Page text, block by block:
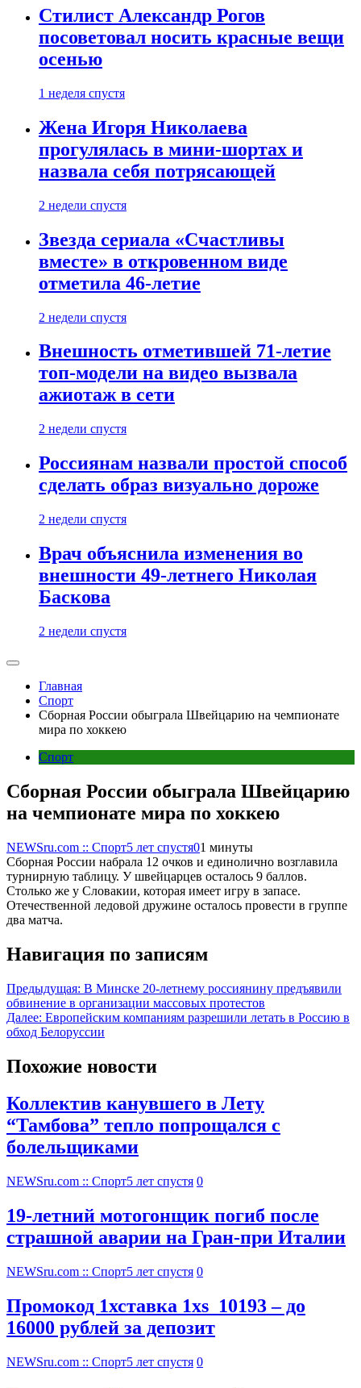
Стилист Александр Рогов
посоветовал носить красные вещи
осенью
1 неделя спустя
Жена Игоря Николаева
прогулялась в мини-шортах и
назвала себя потрясающей
2 недели спустя
Звезда сериала «Счастливы
вместе» в откровенном виде
отметила 46-летие
2 недели спустя
Внешность отметившей 71-летие
топ-модели на видео вызвала
ажиотаж в сети
2 недели спустя
Россиянам назвали простой способ
сделать образ визуально дороже
2 недели спустя
Врач объяснила изменения во
внешности 49-летнего Николая
Баскова
2 недели спустя
Главная
Спорт
Сборная России обыграла Швейцарию на чемпионате
мира по хоккею
Спорт
Сборная России обыграла Швейцарию
на чемпионате мира по хоккею
NEWSru.com :: Спорт5 лет спустя01 минуты
Сборная России набрала 12 очков и единолично возглавила
турнирную таблицу. У швейцарцев осталось 9 баллов.
Столько же у Словакии, которая имеет игру в запасе.
Отечественной ледовой дружине осталось провести в группе
два матча.
Навигация по записям
Предыдущая: В Минске 20-летнему россиянину предъявили
обвинение в организации массовых протестов
Далее: Европейским компаниям разрешили летать в Россию в
обход Белоруссии
Похожие новости
Коллектив канувшего в Лету
“Тамбова” тепло попрощался с
болельщиками
NEWSru.com :: Спорт5 лет спустя 0
19-летний мотогонщик погиб после
страшной аварии на Гран-при Италии
NEWSru.com :: Спорт5 лет спустя 0
Промокод 1хставка 1xs_10193 – до
16000 рублей за депозит
NEWSru.com :: Спорт5 лет спустя 0